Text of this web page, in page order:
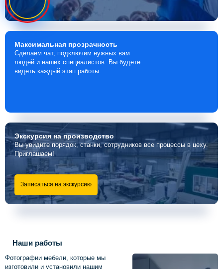
Максимальная прозрачность
Сделаем чат, подключим нужных вам
людей и наших специалистов. Вы будете
видеть каждый этап работы.
Экскурсияна производство
Вы увидите порядок, станки, сотрудников все процессы в цеху.
Приглашаем!
Записаться на экскурсию
Наши работы
Фотографии мебели, которые мы
изготовили и установили нашим